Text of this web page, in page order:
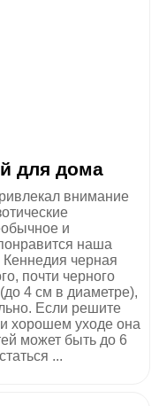
для дома
внимание
и
наша
черная
почти черного
4 см в диаметре),
Если решите
хорошем уходе она
может быть до 6
...